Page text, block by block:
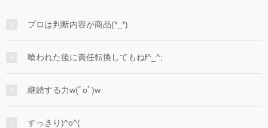
プロは判断内容が商品(*_*)
喰われた後に責任転換してもねf^_^;
継続する力w(ﾟoﾟ)w
すっきり)^o^(